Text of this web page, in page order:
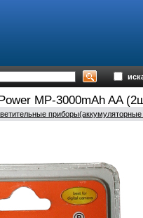
MP-3000mAh AA